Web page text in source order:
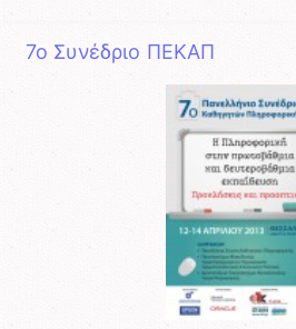
7ο Συνέδριο ΠΕΚΑΠ